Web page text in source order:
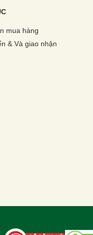
mua hàng
& Và giao nhận